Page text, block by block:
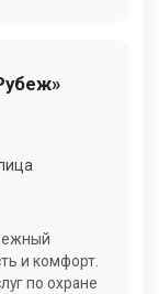
и комфорт.
по охране